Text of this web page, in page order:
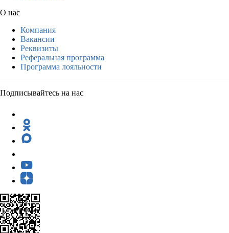
О нас
Компания
Вакансии
Реквизиты
Реферальная программа
Программа лояльности
Подписывайтесь на нас